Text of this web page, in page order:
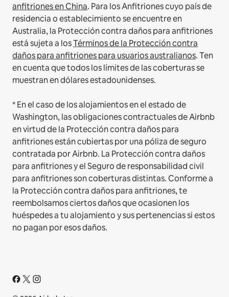
anfitriones en China. Para los Anfitriones cuyo país de
residencia o establecimiento se encuentre en
Australia, la Protección contra daños para anfitriones
está sujeta a losTérminos de la Protección contra
daños para anfitriones para usuarios australianos. Ten
en cuenta que todos los límites de las coberturas se
muestran en dólares estadounidenses.
* En el caso de los alojamientos en el estado de
Washington, las obligaciones contractuales de Airbnb
en virtud de la Protección contra daños para
anfitriones están cubiertas por una póliza de seguro
contratada por Airbnb. La Protección contra daños
para anfitriones y el Seguro de responsabilidad civil
para anfitriones son coberturas distintas. Conforme a
la Protección contra daños para anfitriones, te
reembolsamos ciertos daños que ocasionen los
huéspedes a tu alojamiento y sus pertenencias si estos
no pagan por esos daños.